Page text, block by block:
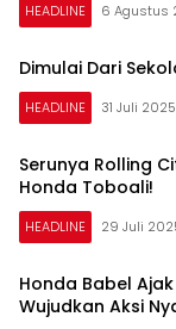
HEADLINE 6 Agustus
Dimulai Dari
HEADLINE 31 Juli 2025
Serunya Rolling
Honda Toboali!
HEADLINE 29 Juli
Honda Babel
Wujudkan Aksi